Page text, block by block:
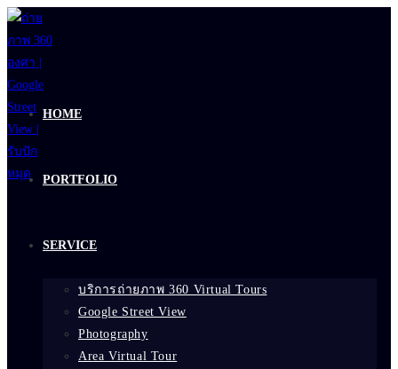
Skip
to
content
HOME
PORTFOLIO
SERVICE
บริการถ่ายภาพ 360 Virtual Tours
Google Street View
Photography
Area Virtual Tour